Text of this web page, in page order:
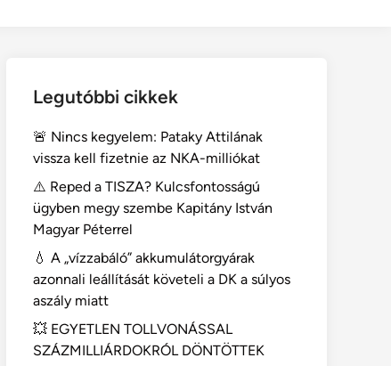
Legutóbbi cikkek
🚨 Nincs kegyelem: Pataky Attilának
vissza kell fizetnie az NKA-milliókat
⚠️ Reped a TISZA? Kulcsfontosságú
ügyben megy szembe Kapitány István
Magyar Péterrel
💧 A „vízzabáló” akkumulátorgyárak
azonnali leállítását követeli a DK a súlyos
aszály miatt
💥 EGYETLEN TOLLVONÁSSAL
SZÁZMILLIÁRDOKRÓL DÖNTÖTTEK